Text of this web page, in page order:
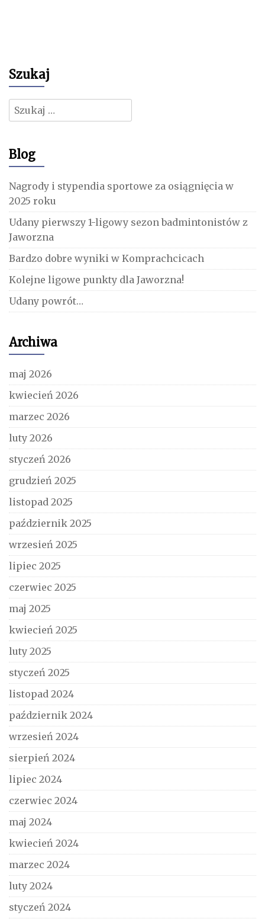
Szukaj
Szukaj:
Blog
Nagrody i stypendia sportowe za osiągnięcia w
2025 roku
Udany pierwszy 1-ligowy sezon badmintonistów z
Jaworzna
Bardzo dobre wyniki w Komprachcicach
Kolejne ligowe punkty dla Jaworzna!
Udany powrót…
Archiwa
maj 2026
kwiecień 2026
marzec 2026
luty 2026
styczeń 2026
grudzień 2025
listopad 2025
październik 2025
wrzesień 2025
lipiec 2025
czerwiec 2025
maj 2025
kwiecień 2025
luty 2025
styczeń 2025
listopad 2024
październik 2024
wrzesień 2024
sierpień 2024
lipiec 2024
czerwiec 2024
maj 2024
kwiecień 2024
marzec 2024
luty 2024
styczeń 2024